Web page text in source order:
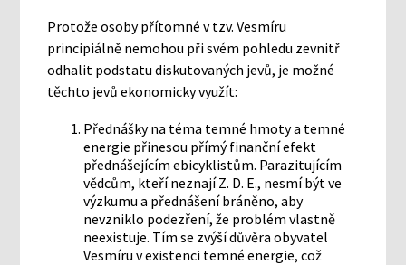
Protože osoby přítomné v tzv. Vesmíru
principiálně nemohou při svém pohledu zevnitř
odhalit podstatu diskutovaných jevů, je možné
těchto jevů ekonomicky využít:
Přednášky na téma temné hmoty a temné
energie přinesou přímý finanční efekt
přednášejícím ebicyklistům. Parazitujícím
vědcům, kteří neznají Z. D. E., nesmí být ve
výzkumu a přednášení bráněno, aby
nevzniklo podezření, že problém vlastně
neexistuje. Tím se zvýší důvěra obyvatel
Vesmíru v existenci temné energie, což